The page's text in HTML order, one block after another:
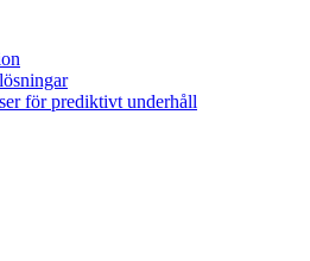
för prediktivt underhåll